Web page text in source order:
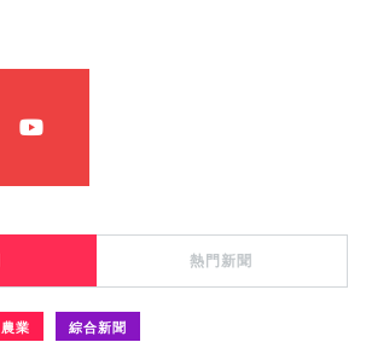
熱門新聞
農業 綜合新聞